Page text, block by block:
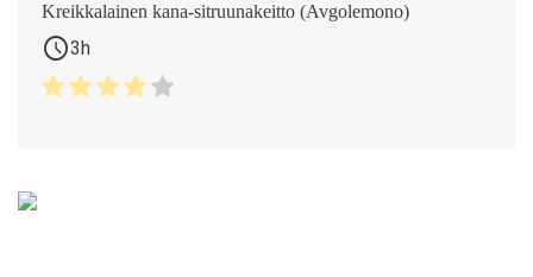
Kreikkalainen kana-sitruunakeitto (Avgolemono)
schedule3h